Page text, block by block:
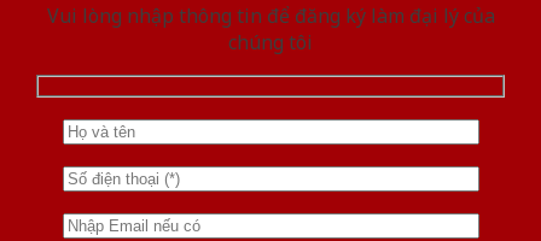
Vui lòng nhập thông tin để đăng ký làm đại lý của
chúng tôi